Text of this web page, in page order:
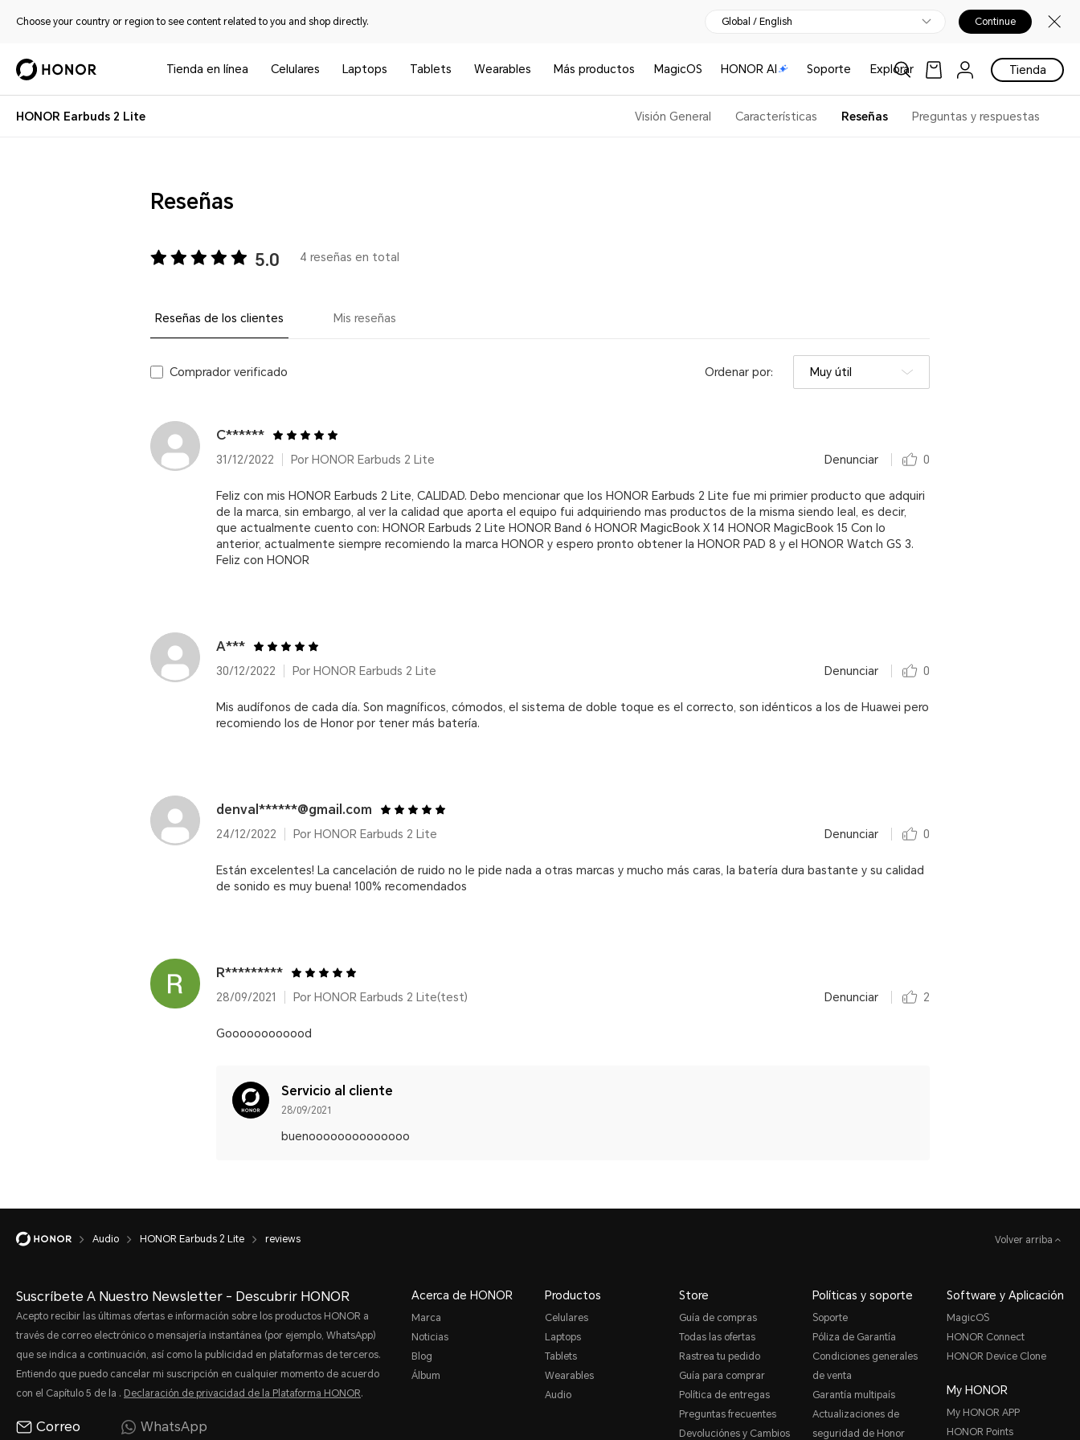
Choose your country or region to see content related to you and shop directly. Global / English Continue
Tienda en línea Celulares Laptops Tablets Wearables Más productos MagicOS HONOR AI Soporte Explorar Tienda
HONOR Earbuds 2 Lite Visión General Características Reseñas Preguntas y respuestas
Reseñas
5.0 4 reseñas en total
Reseñas de los clientes Mis reseñas
Comprador verificado Ordenar por: Muy útil
C******
31/12/2022 Por HONOR Earbuds 2 Lite Denunciar 0
Feliz con mis HONOR Earbuds 2 Lite, CALIDAD. Debo mencionar que los HONOR Earbuds 2 Lite fue mi primier producto que adquiri
de la marca, sin embargo, al ver la calidad que aporta el equipo fui adquiriendo mas productos de la misma siendo leal, es decir,
que actualmente cuento con: HONOR Earbuds 2 Lite HONOR Band 6 HONOR MagicBook X 14 HONOR MagicBook 15 Con lo
anterior, actualmente siempre recomiendo la marca HONOR y espero pronto obtener la HONOR PAD 8 y el HONOR Watch GS 3.
Feliz con HONOR
A***
30/12/2022 Por HONOR Earbuds 2 Lite Denunciar 0
Mis audífonos de cada día. Son magníficos, cómodos, el sistema de doble toque es el correcto, son idénticos a los de Huawei pero
recomiendo los de Honor por tener más batería.
denval******@gmail.com
24/12/2022 Por HONOR Earbuds 2 Lite Denunciar 0
Están excelentes! La cancelación de ruido no le pide nada a otras marcas y mucho más caras, la batería dura bastante y su calidad
de sonido es muy buena! 100% recomendados
R*********
28/09/2021 Por HONOR Earbuds 2 Lite(test) Denunciar 2
Goooooooooood
Servicio al cliente
28/09/2021
buenoooooooooooooo
Audio HONOR Earbuds 2 Lite reviews Volver arriba
Suscríbete A Nuestro Newsletter - Descubrir HONOR
Acepto recibir las últimas ofertas e información sobre los productos HONOR a
través de correo electrónico o mensajería instantánea (por ejemplo, WhatsApp)
que se indica a continuación, así como la publicidad en plataformas de terceros.
Entiendo que puedo cancelar mi suscripción en cualquier momento de acuerdo
con el Capítulo 5 de la . Declaración de privacidad de la Plataforma HONOR.
Correo WhatsApp
Acerca de HONOR
Marca
Noticias
Blog
Álbum
Productos
Celulares
Laptops
Tablets
Wearables
Audio
Store
Guía de compras
Todas las ofertas
Rastrea tu pedido
Guía para comprar
Política de entregas
Preguntas frecuentes
Devoluciónes y Cambios
Políticas y soporte
Soporte
Póliza de Garantía
Condiciones generales
de venta
Garantía multipaís
Actualizaciones de
seguridad de Honor
Software y Aplicación
MagicOS
HONOR Connect
HONOR Device Clone
My HONOR
My HONOR APP
HONOR Points